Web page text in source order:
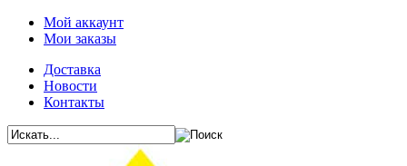
Мой аккаунт
Мои заказы
Доставка
Новости
Контакты